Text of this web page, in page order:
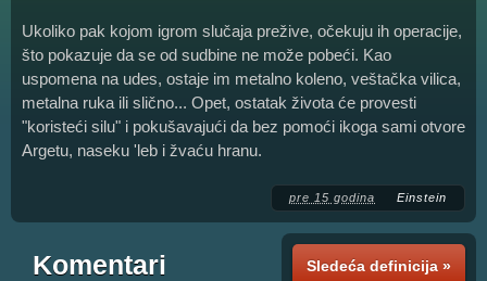
Ukoliko pak kojom igrom slučaja prežive, očekuju ih operacije,
što pokazuje da se od sudbine ne može pobeći. Kao
uspomena na udes, ostaje im metalno koleno, veštačka vilica,
metalna ruka ili slično... Opet, ostatak života će provesti
"koristeći silu" i pokušavajući da bez pomoći ikoga sami otvore
Argetu, naseku 'leb i žvaću hranu.
pre 15 godina Einstein
Sledeća definicija »
Komentari